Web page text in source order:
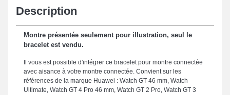
Description
Montre présentée seulement pour illustration, seul le
bracelet est vendu.
Il vous est possible d'intégrer ce bracelet pour montre connectée
avec aisance à votre montre connectée. Convient sur les
références de la marque Huawei : Watch GT 46 mm, Watch
Ultimate, Watch GT 4 Pro 46 mm, Watch GT 2 Pro, Watch GT 3